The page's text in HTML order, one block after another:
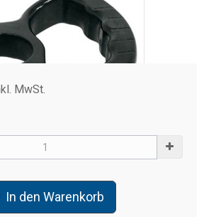
MwSt.
In den Warenkorb